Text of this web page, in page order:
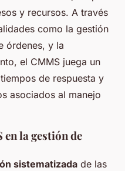
y recursos. A través
como la gestión
órdenes, y la
el CMMS juega un
de respuesta y
asociados al manejo
la gestión de
sistematizada de las